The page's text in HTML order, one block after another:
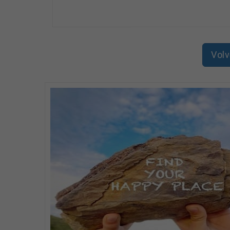
Asesoramiento y venta en productos y
- Persona con experiencia previa en ventas,
- Experiencia demostrable como dependiente/a